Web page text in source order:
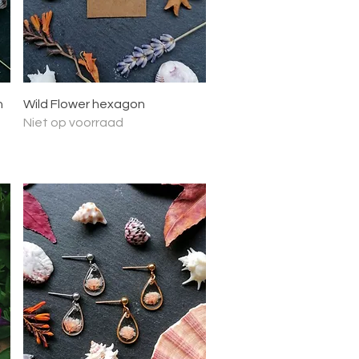
Snel overzicht
Wild Flower hexagon
Niet op voorraad